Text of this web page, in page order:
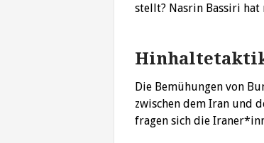
stellt? Nasrin Bassiri
Hinhaltetaktik
Die Bemühungen von
zwischen dem Iran und
fragen sich die